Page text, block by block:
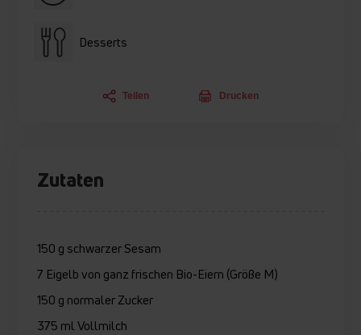
Desserts
Teilen Drucken
Zutaten
150 g schwarzer Sesam
7 Eigelb von ganz frischen Bio-Eiern (Größe M)
150 g normaler Zucker
375 ml Vollmilch